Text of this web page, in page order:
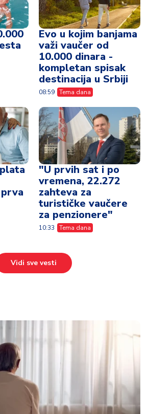
Evo u kojim banjama
važi vaučer od
10.000 dinara -
kompletan spisak
destinacija u Srbiji
08:59 Tema dana
"U prvih sat i po
vremena, 22.272
zahteva za
turističke vaučere
za penzionere"
10:33 Tema dana
Vidi sve vesti